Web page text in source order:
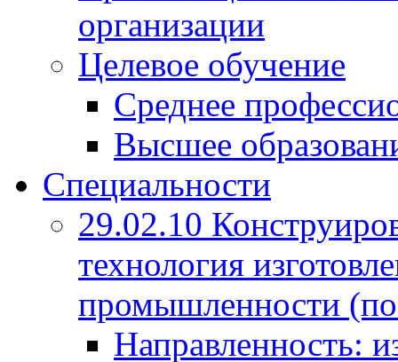
организации
Целевое обучение
Среднее
Высшее
Специальности
29.02.10
технология
промышленности
Направленность: